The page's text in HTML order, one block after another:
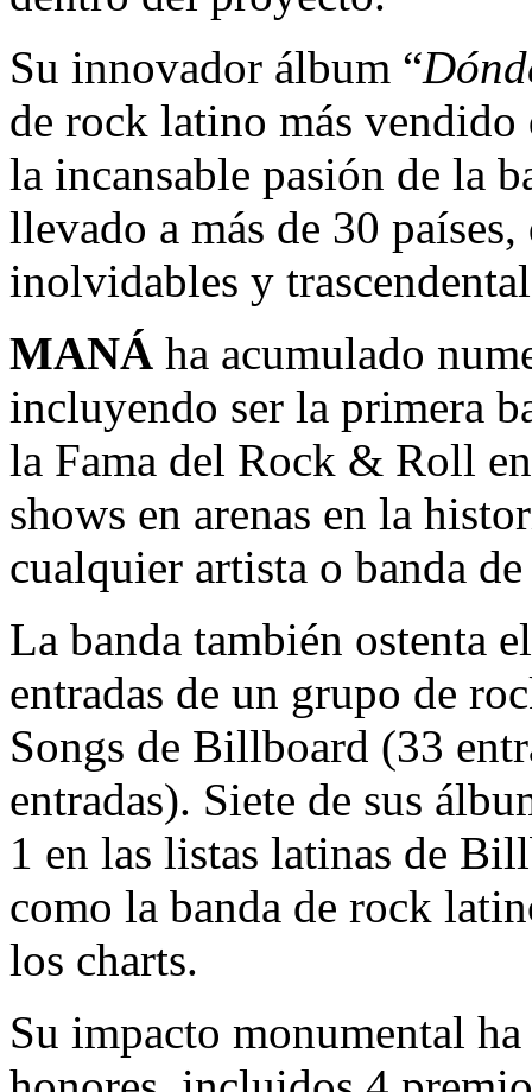
Su innovador álbum “
de rock latino más
la incansable pasión de la
llevado a más de 30
inolvidables y
MANÁ ha acumulado
incluyendo ser la primera
la Fama del Rock & Roll
shows en arenas en la
cualquier artista o banda
La banda también ostenta
entradas de un grupo de
Songs de Billboard (33
entradas). Siete de sus
1 en las listas latinas de
como la banda de rock
los charts.
Su impacto monumental